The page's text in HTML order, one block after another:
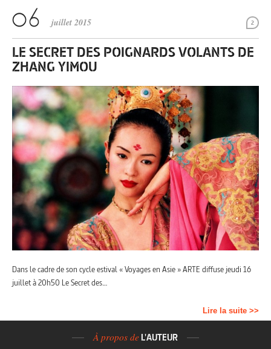
2
juillet 2015
LE SECRET DES POIGNARDS VOLANTS DE
ZHANG YIMOU
Dans le cadre de son cycle estival « Voyages en Asie » ARTE diffuse jeudi 16
juillet à 20h50 Le Secret des…
Lire la suite >>
À propos de L'AUTEUR